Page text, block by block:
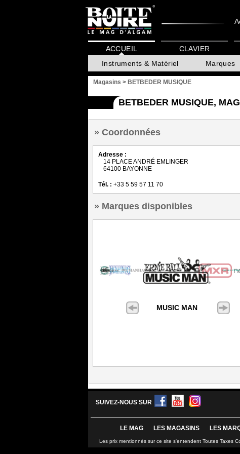
ACCUEIL
Instruments & Matériel
Marques
CLAVIER
Magasins > BETBEDER MUSIQUE
BETBEDER MUSIQUE,
Coordonnées
Adresse :
14 PLACE ANDRÉ EMLINGER
64100 BAYONNE
Tél. : +33 5 59 57 11 70
Marques disponibles
MUSIC MAN
SUIVEZ-NOUS SUR
LE MAG LES MAGASINS LES
Les prix mentionnés sur ce site s'entendent Toutes Taxes